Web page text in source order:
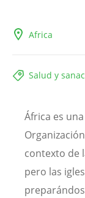
Africa
Salud y
África es
contexto de
pero las